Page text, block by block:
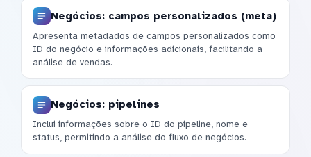
Negócios: campos personalizados (meta)
Apresenta metadados de campos personalizados como
ID do negócio e informações adicionais, facilitando a
análise de vendas.
Negócios: pipelines
Inclui informações sobre o ID do pipeline, nome e
status, permitindo a análise do fluxo de negócios.